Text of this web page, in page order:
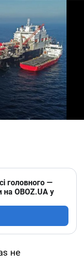
головного —
на OBOZ.UA у
не